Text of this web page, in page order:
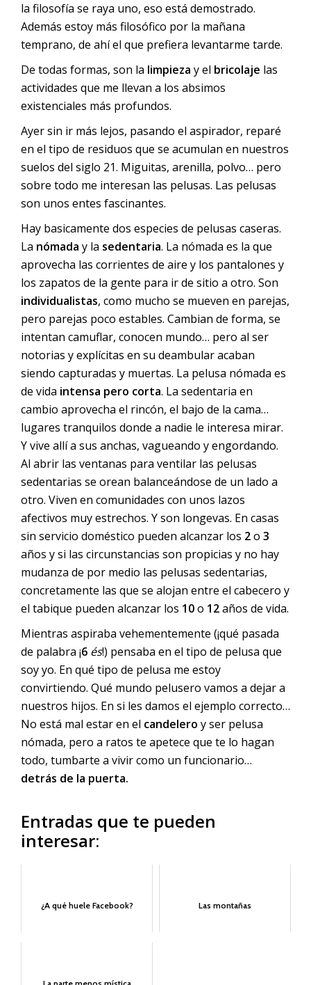
la filosofía se raya uno, eso está demostrado.
Además estoy más filosófico por la mañana
temprano, de ahí el que prefiera levantarme tarde.
De todas formas, son la limpieza y el bricolaje las
actividades que me llevan a los absimos
existenciales más profundos.
Ayer sin ir más lejos, pasando el aspirador, reparé
en el tipo de residuos que se acumulan en nuestros
suelos del siglo 21. Miguitas, arenilla, polvo… pero
sobre todo me interesan las pelusas. Las pelusas
son unos entes fascinantes.
Hay basicamente dos especies de pelusas caseras.
La nómada y la sedentaria. La nómada es la que
aprovecha las corrientes de aire y los pantalones y
los zapatos de la gente para ir de sitio a otro. Son
individualistas, como mucho se mueven en parejas,
pero parejas poco estables. Cambian de forma, se
intentan camuflar, conocen mundo… pero al ser
notorias y explícitas en su deambular acaban
siendo capturadas y muertas. La pelusa nómada es
de vida intensa pero corta. La sedentaria en
cambio aprovecha el rincón, el bajo de la cama…
lugares tranquilos donde a nadie le interesa mirar.
Y vive allí a sus anchas, vagueando y engordando.
Al abrir las ventanas para ventilar las pelusas
sedentarias se orean balanceándose de un lado a
otro. Viven en comunidades con unos lazos
afectivos muy estrechos. Y son longevas. En casas
sin servicio doméstico pueden alcanzar los 2o 3
años y si las circunstancias son propicias y no hay
mudanza de por medio las pelusas sedentarias,
concretamente las que se alojan entre el cabecero y
el tabique pueden alcanzar los 10o 12años de vida.
Mientras aspiraba vehementemente (¡qué pasada
de palabra ¡6 és!) pensaba en el tipo de pelusa que
soy yo. En qué tipo de pelusa me estoy
convirtiendo. Qué mundo pelusero vamos a dejar a
nuestros hijos. En si les damos el ejemplo correcto…
No está mal estar en el candelero y ser pelusa
nómada, pero a ratos te apetece que te lo hagan
todo, tumbarte a vivir como un funcionario…
detrás de la puerta.
Entradas que te pueden
interesar:
¿A qué huele Facebook? Las montañas